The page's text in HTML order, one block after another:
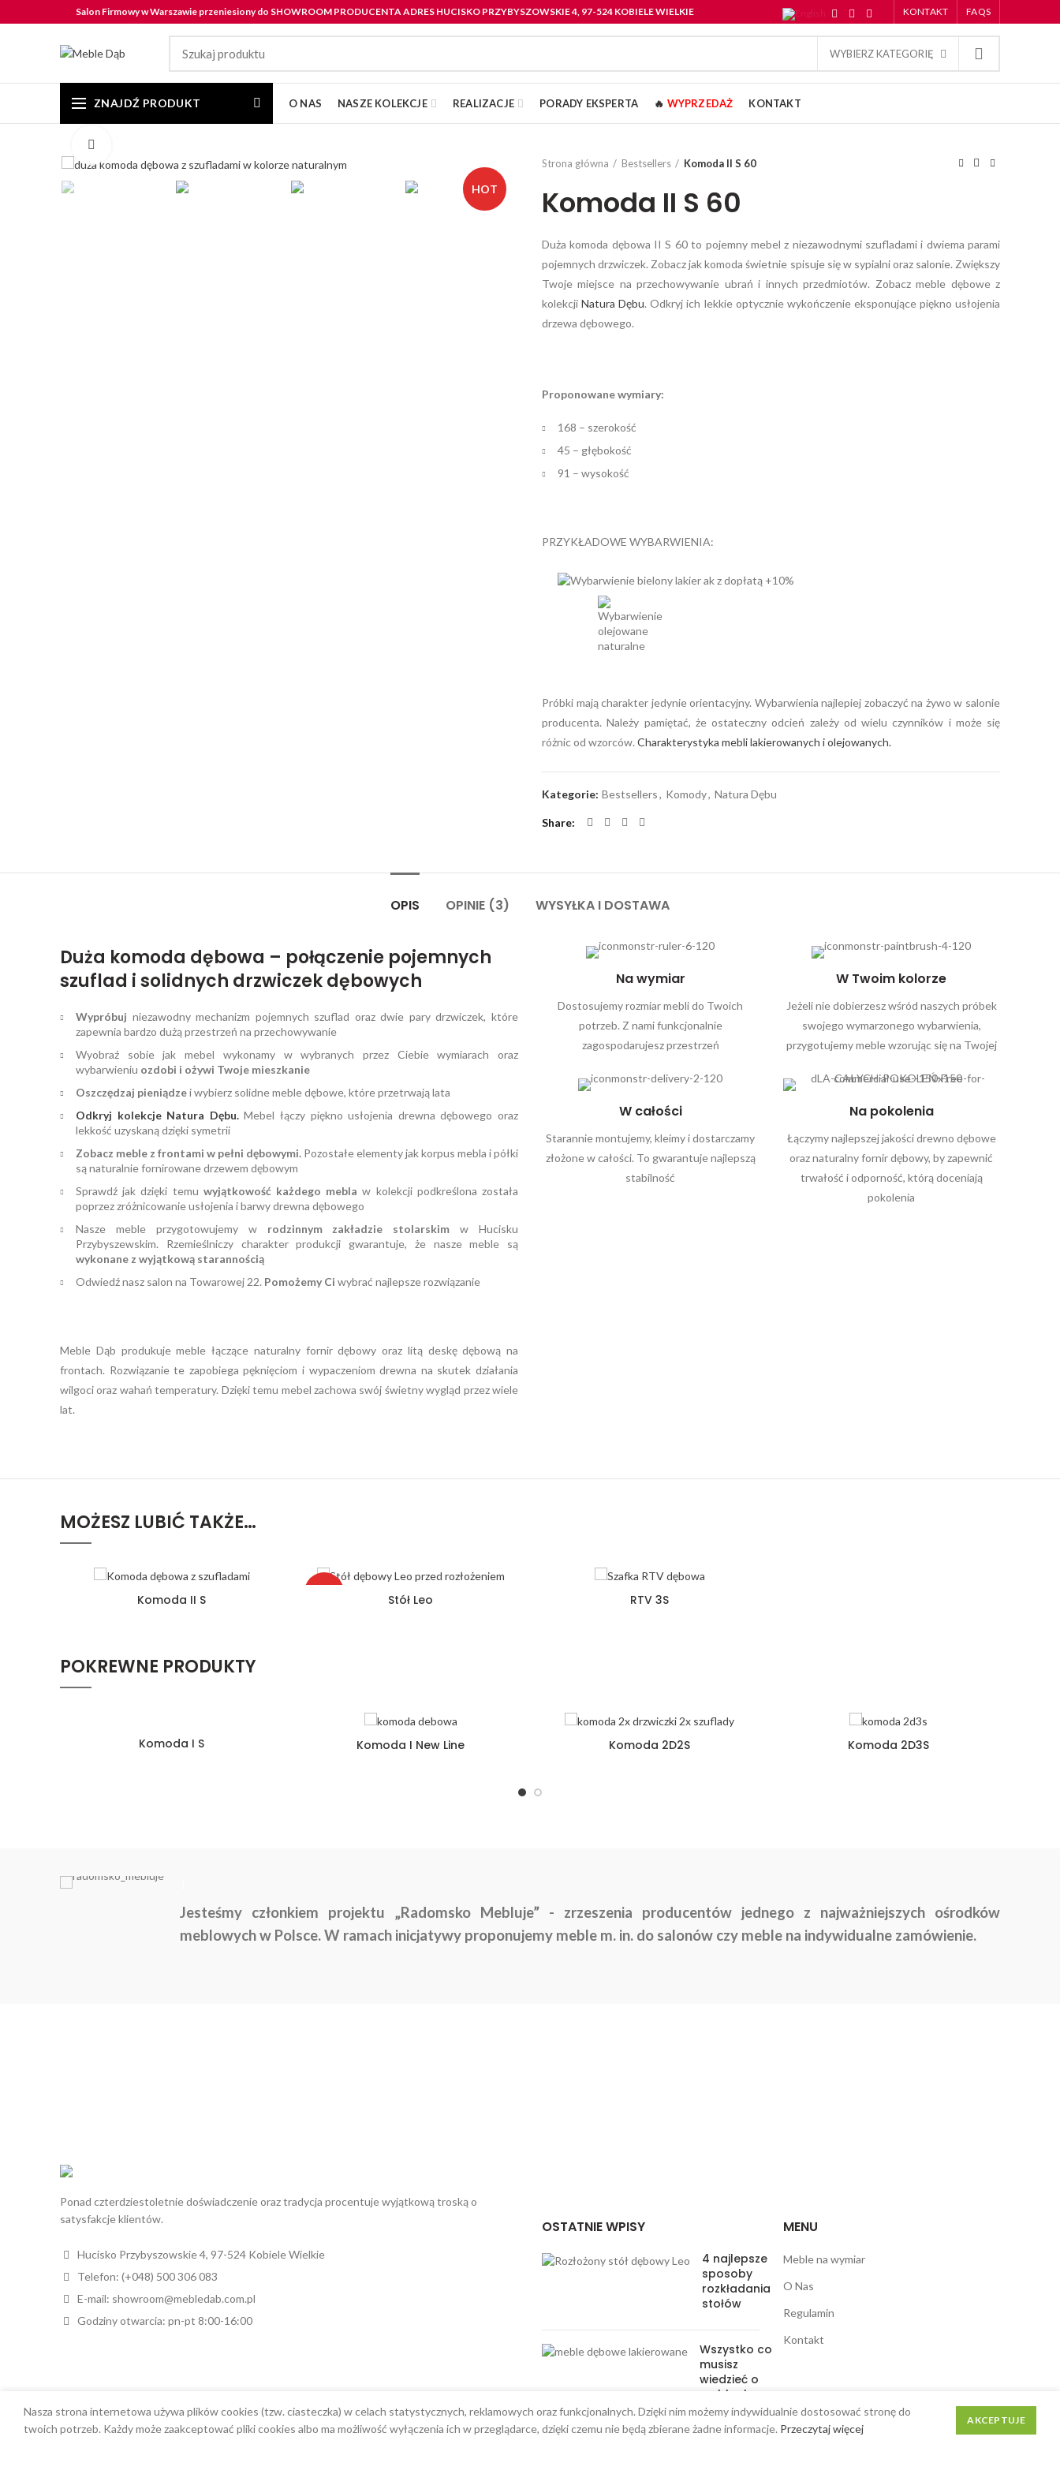
Salon Firmowy w Warszawie przeniesiony do SHOWROOM PRODUCENTA ADRES HUCISKO PRZYBYSZOWSKIE 4, 97-524 KOBIELE WIELKIE KONTAKT FAQS
WYBIERZ KATEGORIĘ
ZNAJDŹ PRODUKT O NAS NASZE KOLEKCJE REALIZACJE PORADY EKSPERTA 🔥 WYPRZEDAŻ KONTAKT
HOT
Strona główna
Bestsellers Komoda II S 60
Komoda II S 60
Duża komoda dębowa II S 60 to pojemny mebel z niezawodnymi szufladami i dwiema parami
pojemnych drzwiczek. Zobacz jak komoda świetnie spisuje się w sypialni oraz salonie. Zwiększy
Twoje miejsce na przechowywanie ubrań i innych przedmiotów. Zobacz meble dębowe z
kolekcjiNatura Dębu. Odkryj ich lekkie optycznie wykończenie eksponujące piękno usłojenia
drzewa dębowego.
Proponowane wymiary:
168 – szerokość
45 – głębokość
91 – wysokość
PRZYKŁADOWE WYBARWIENIA:
Próbki mają charakter jedynie orientacyjny. Wybarwienia najlepiej zobaczyć na żywo w salonie
producenta. Należy pamiętać, że ostateczny odcień zależy od wielu czynników i może się
różnic od wzorców. Charakterystyka mebli lakierowanych i olejowanych.
Kategorie: Bestsellers, Komody, Natura Dębu
Share
OPIS OPINIE (3) WYSYŁKA I DOSTAWA
Duża komoda dębowa – połączenie pojemnych
szuflad i solidnych drzwiczek dębowych
Wypróbuj niezawodny mechanizm pojemnych szuflad oraz dwie pary drzwiczek, które
zapewnia bardzo dużą przestrzeń na przechowywanie
Wyobraź sobie jak mebel wykonamy w wybranych przez Ciebie wymiarach oraz
wybarwieniu ozdobi i ożywi Twoje mieszkanie
Oszczędzaj pieniądzei wybierz solidne meble dębowe, które przetrwają lata
Odkryj kolekcje Natura Dębu.Mebel łączy piękno usłojenia drewna dębowego oraz
lekkość uzyskaną dzięki symetrii
Zobacz meble z frontami w pełni dębowymi. Pozostałe elementy jak korpus mebla i półki
są naturalnie fornirowane drzewem dębowym
Sprawdź jak dzięki temu wyjątkowość każdego mebla w kolekcji podkreślona została
poprzez zróżnicowanie usłojenia i barwy drewna dębowego
Nasze meble przygotowujemy w rodzinnym zakładzie stolarskim w Hucisku
Przybyszewskim. Rzemieślniczy charakter produkcji gwarantuje, że nasze meble są
wykonane z wyjątkową starannością
Odwiedź nasz salon na Towarowej 22. Pomożemy Ci wybrać najlepsze rozwiązanie
Meble Dąb produkuje meble łączące naturalny fornir dębowy oraz litą deskę dębową na
frontach. Rozwiązanie te zapobiega pęknięciom i wypaczeniom drewna na skutek działania
wilgoci oraz wahań temperatury. Dzięki temu mebel zachowa swój świetny wygląd przez wiele
lat.
Na wymiar
Dostosujemy rozmiar mebli do Twoich
potrzeb. Z nami funkcjonalnie
zagospodarujesz przestrzeń
W Twoim kolorze
Jeżeli nie dobierzesz wśród naszych próbek
swojego wymarzonego wybarwienia,
przygotujemy meble wzorując się na Twojej
W całości
Starannie montujemy, kleimy i dostarczamy
złożone w całości. To gwarantuje najlepszą
stabilność
Na pokolenia
Łączymy najlepszej jakości drewno dębowe
oraz naturalny fornir dębowy, by zapewnić
trwałość i odporność, którą doceniają
pokolenia
MOŻESZ LUBIĆ TAKŻE…
Komoda II S Stół Leo RTV 3S
POKREWNE PRODUKTY
Komoda I S Komoda I New Line Komoda 2D2S Komoda 2D3S
Jesteśmy członkiem projektu „Radomsko Mebluje” - zrzeszenia producentów jednego z najważniejszych ośrodków
meblowych w Polsce. W ramach inicjatywy proponujemy meble m. in. do salonów czy meble na indywidualne zamówienie.
Ponad czterdziestoletnie doświadczenie oraz tradycja procentuje wyjątkową troską o
satysfakcje klientów.
Hucisko Przybyszowskie 4, 97-524 Kobiele Wielkie
Telefon: (+048) 500 306 083
E-mail: showroom@mebledab.com.pl
Godziny otwarcia: pn-pt 8:00-16:00
OSTATNIE WPISY
4 najlepsze
sposoby
rozkładania
stołów
Wszystko co
musisz
wiedzieć o
meblach
lakierowanych
i olejowanych
MENU
Meble na wymiar
O Nas
Regulamin
Kontakt
Nasza strona internetowa używa plików cookies (tzw. ciasteczka) w celach statystycznych, reklamowych oraz funkcjonalnych. Dzięki nim możemy indywidualnie dostosować stronę do
twoich potrzeb. Każdy może zaakceptować pliki cookies albo ma możliwość wyłączenia ich w przeglądarce, dzięki czemu nie będą zbierane żadne informacje. Przeczytaj więcej
AKCEPTUJE